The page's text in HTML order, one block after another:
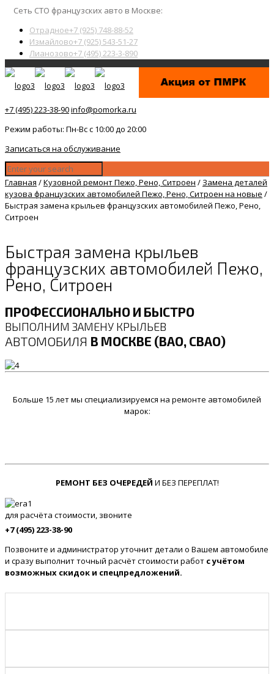
Сеть СТО французских авто в Москве:
Отрадное+7 (925) 748-88-52
Измайлово+7 (925) 543-51-27
Лианозово+7 (495) 223-3-890
+7 (495) 223-38-90info@pomorka.ru
Режим работы: Пн-Вс с 10:00 до 20:00
Записаться на обслуживание
Главная /Кузовной ремонт Пежо, Рено, Ситроен / Замена деталей
кузова французских автомобилей Пежо, Рено, Ситроен на новые /
Быстрая замена крыльев французских автомобилей Пежо, Рено,
Ситроен
Быстрая замена крыльев
французских автомобилей Пежо,
Рено, Ситроен
ПРОФЕССИОНАЛЬНО И БЫСТРО
ВЫПОЛНИМ ЗАМЕНУ КРЫЛЬЕВ
АВТОМОБИЛЯ В МОСКВЕ (ВАО, СВАО)
Больше 15 лет мы специализируемся на ремонте автомобилей
марок:
РЕМОНТ БЕЗ ОЧЕРЕДЕЙ И БЕЗ ПЕРЕПЛАТ!
для расчёта стоимости, звоните
+7 (495) 223-38-90
Позвоните и администратор уточнит детали о Вашем автомобиле
и сразу выполнит точный расчёт стоимости работ с учётом
возможных скидок и спецпредложений.